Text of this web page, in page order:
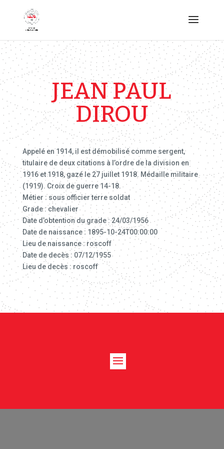
JEAN PAUL
DIROU
Appelé en 1914, il est démobilisé comme sergent,
titulaire de deux citations à l’ordre de la division en
1916 et 1918, gazé le 27 juillet 1918. Médaille militaire
(1919). Croix de guerre 14-18.
Métier : sous officier terre soldat
Grade : chevalier
Date d’obtention du grade : 24/03/1956
Date de naissance : 1895-10-24T00:00:00
Lieu de naissance : roscoff
Date de decès : 07/12/1955
Lieu de decès : roscoff